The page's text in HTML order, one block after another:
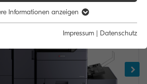
Informationen anzeigen
Impressum | Datenschutz